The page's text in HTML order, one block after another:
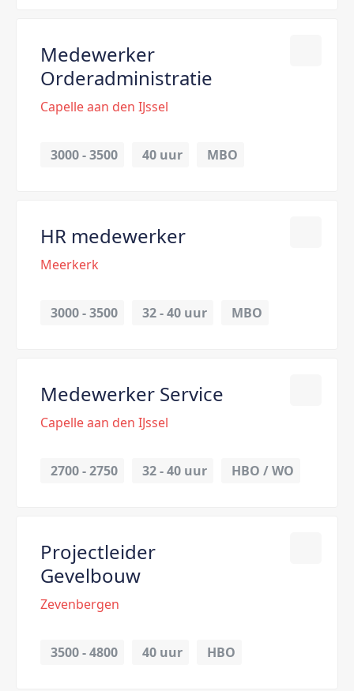
Medewerker
Orderadministratie
Capelle aan den IJssel
3000 - 3500 40 uur MBO
HR medewerker
Meerkerk
3000 - 3500 32 - 40 uur MBO
Medewerker Service
Capelle aan den IJssel
2700 - 2750 32 - 40 uur HBO / WO
Projectleider
Gevelbouw
Zevenbergen
3500 - 4800 40 uur HBO